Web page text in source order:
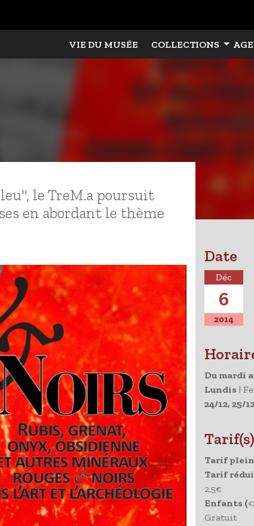
VIE DU MUSÉE COLLECTIONS
le TreM.a poursuit
en abordant le thème
Date
Déc
6
2014
Du mardi
Lundis |
24/12, 25/
Tarif(s)
Tarif plein
Tarif
2,5€
Enfants
Gratuit